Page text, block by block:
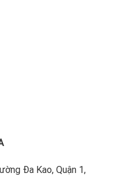
Đa Kao, Quận 1,